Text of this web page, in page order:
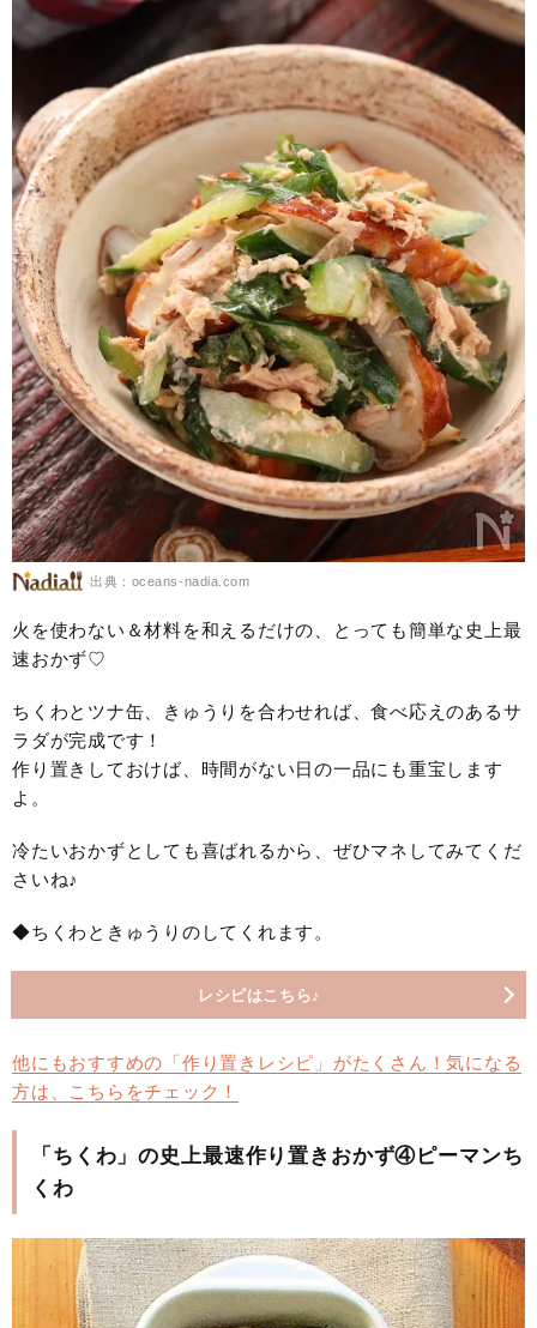
出典：oceans-nadia.com
火を使わない＆材料を和えるだけの、とっても簡単な史上最
速おかず♡
ちくわとツナ缶、きゅうりを合わせれば、食べ応えのあるサ
ラダが完成です！
作り置きしておけば、時間がない日の一品にも重宝します
よ。
冷たいおかずとしても喜ばれるから、ぜひマネしてみてくだ
さいね♪
◆ちくわときゅうりのしてくれます。
レシピはこちら♪
他にもおすすめの「作り置きレシピ」がたくさん！気になる
方は、こちらをチェック！
「ちくわ」の史上最速作り置きおかず④ピーマンち
くわ